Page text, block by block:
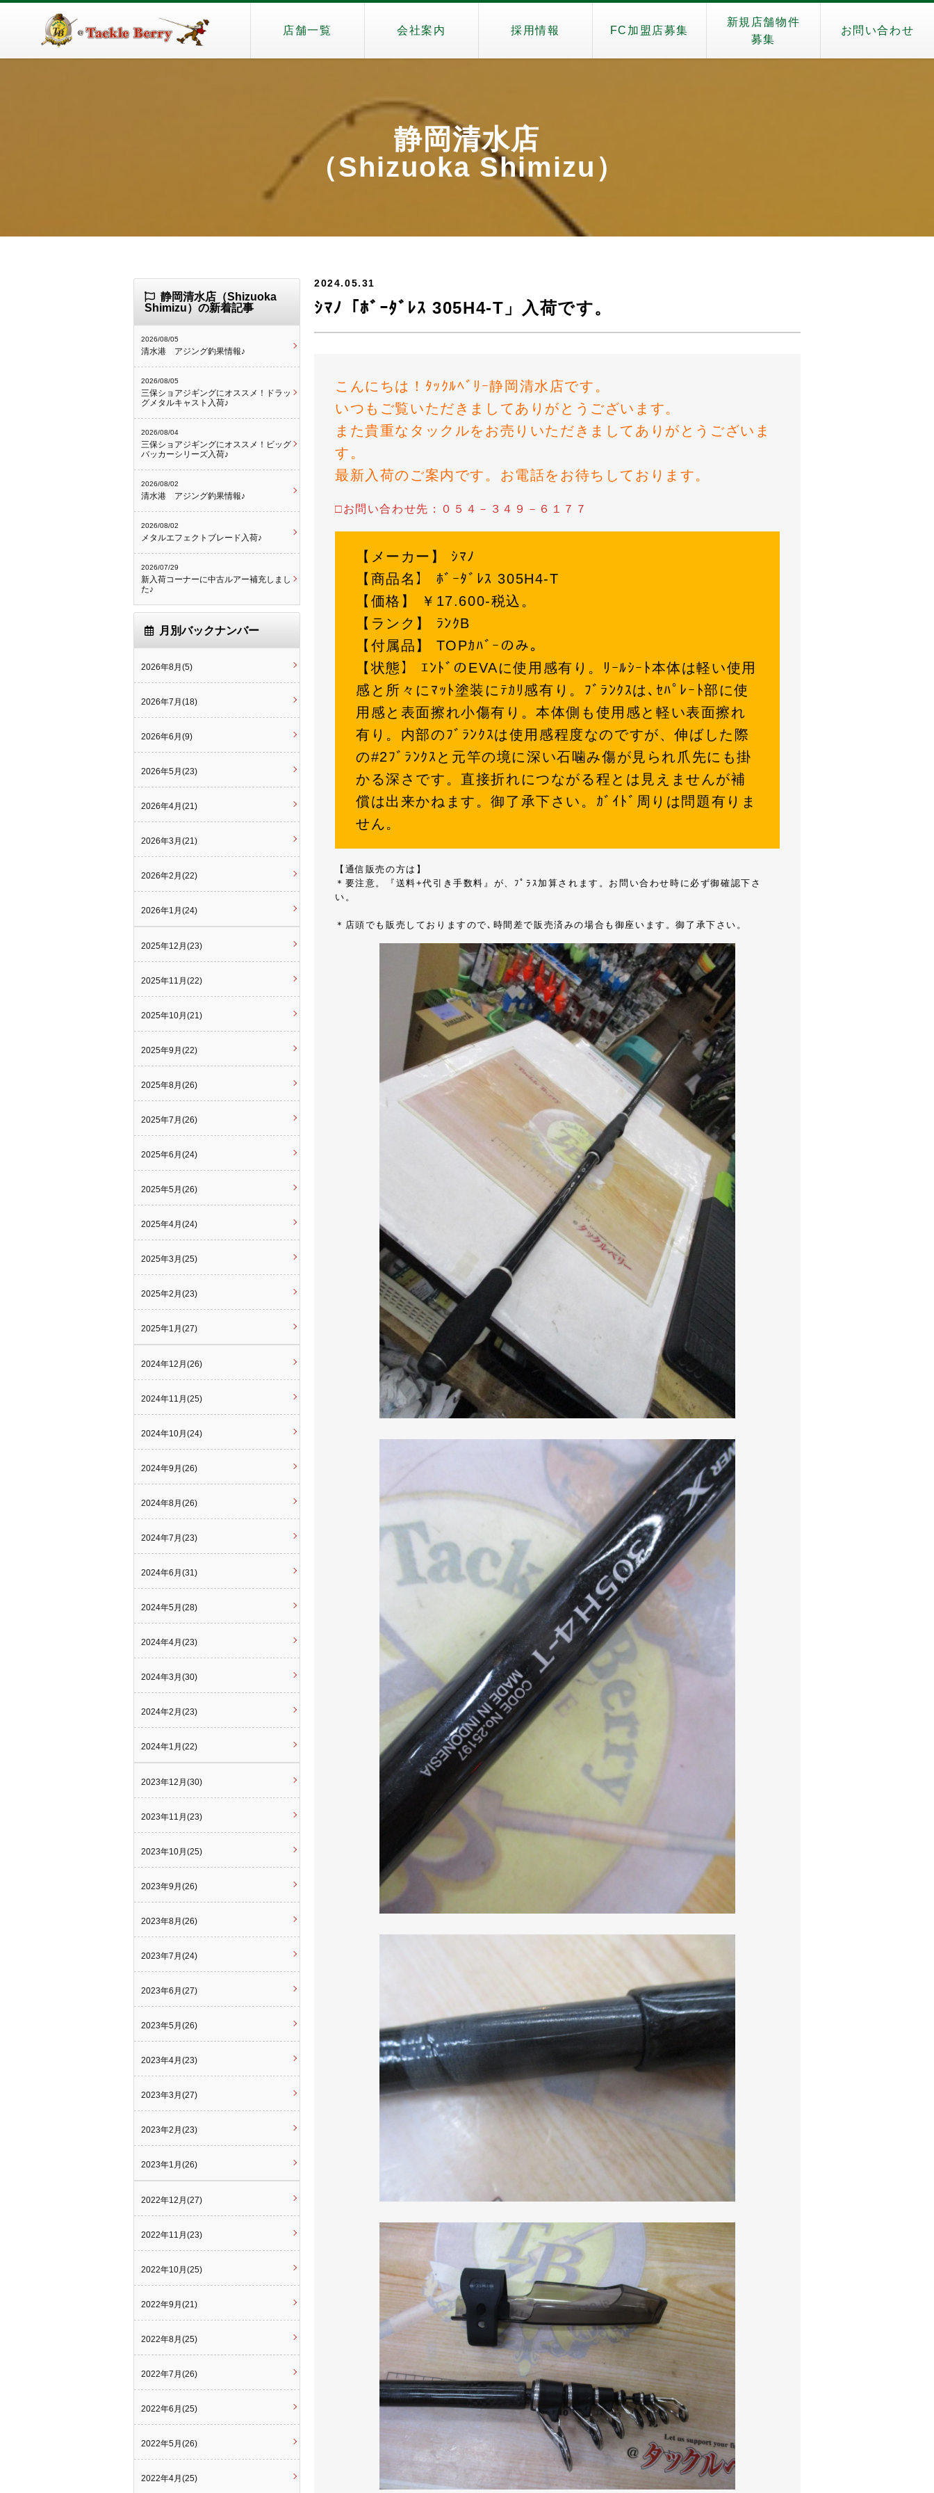
店舗一覧 会社案内 採用情報 FC加盟店募集
新規店舗物件
募集
お問い合わせ
静岡清水店
（Shizuoka Shimizu）
2024.05.31
ｼﾏﾉ「ﾎﾞｰﾀﾞﾚｽ 305H4-T」入荷です。
こんにちは！ﾀｯｸﾙﾍﾞﾘｰ静岡清水店です。
いつもご覧いただきましてありがとうございます。
また貴重なタックルをお売りいただきましてありがとうございま
す。
最新入荷のご案内です。お電話をお待ちしております。
□お問い合わせ先：０５４－３４９－６１７７
【メーカー】 ｼﾏﾉ
【商品名】 ﾎﾞｰﾀﾞﾚｽ 305H4-T
【価格】 ￥17.600-税込。
【ランク】 ﾗﾝｸB
【付属品】 TOPｶﾊﾞｰのみ。
【状態】 ｴﾝﾄﾞのEVAに使用感有り。ﾘｰﾙｼｰﾄ本体は軽い使用
感と所々にﾏｯﾄ塗装にﾃｶﾘ感有り。ﾌﾞﾗﾝｸｽは､ｾﾊﾟﾚｰﾄ部に使
用感と表面擦れ小傷有り。本体側も使用感と軽い表面擦れ
有り。内部のﾌﾞﾗﾝｸｽは使用感程度なのですが、伸ばした際
の#2ﾌﾞﾗﾝｸｽと元竿の境に深い石噛み傷が見られ爪先にも掛
かる深さです。直接折れにつながる程とは見えませんが補
償は出来かねます。御了承下さい。ｶﾞｲﾄﾞ周りは問題有りま
せん。
【通信販売の方は】
＊要注意。『送料+代引き手数料』が、ﾌﾟﾗｽ加算されます。お問い合わせ時に必ず御確認下さ
い。
＊店頭でも販売しておりますので､時間差で販売済みの場合も御座います。御了承下さい。
静岡清水店（Shizuoka
Shimizu）の新着記事
2026/08/05
清水港 アジング釣果情報♪
2026/08/05
三保ショアジギングにオススメ！ドラッ
グメタルキャスト入荷♪
2026/08/04
三保ショアジギングにオススメ！ビッグ
バッカーシリーズ入荷♪
2026/08/02
清水港 アジング釣果情報♪
2026/08/02
メタルエフェクトブレード入荷♪
2026/07/29
新入荷コーナーに中古ルアー補充しまし
た♪
月別バックナンバー
2026年8月(5)
2026年7月(18)
2026年6月(9)
2026年5月(23)
2026年4月(21)
2026年3月(21)
2026年2月(22)
2026年1月(24)
2025年12月(23)
2025年11月(22)
2025年10月(21)
2025年9月(22)
2025年8月(26)
2025年7月(26)
2025年6月(24)
2025年5月(26)
2025年4月(24)
2025年3月(25)
2025年2月(23)
2025年1月(27)
2024年12月(26)
2024年11月(25)
2024年10月(24)
2024年9月(26)
2024年8月(26)
2024年7月(23)
2024年6月(31)
2024年5月(28)
2024年4月(23)
2024年3月(30)
2024年2月(23)
2024年1月(22)
2023年12月(30)
2023年11月(23)
2023年10月(25)
2023年9月(26)
2023年8月(26)
2023年7月(24)
2023年6月(27)
2023年5月(26)
2023年4月(23)
2023年3月(27)
2023年2月(23)
2023年1月(26)
2022年12月(27)
2022年11月(23)
2022年10月(25)
2022年9月(21)
2022年8月(25)
2022年7月(26)
2022年6月(25)
2022年5月(26)
2022年4月(25)